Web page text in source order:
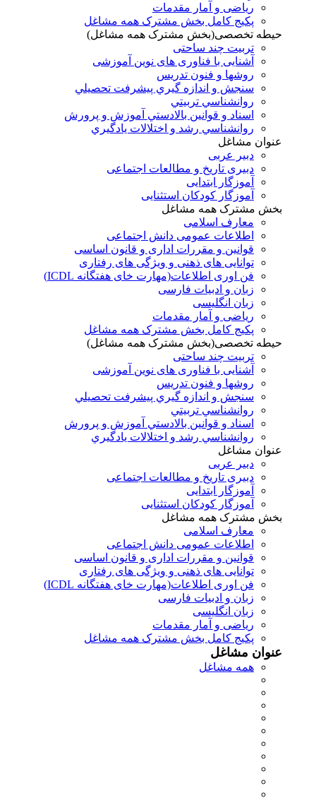
ریاضی و آمار مقدمات
پکیج کامل بخش مشترک همه مشاغل
حیطه تخصصی(بخش مشترک همه مشاغل)
تربیت چند ساحتی
آشنایی با فناوری های نوین آموزشی
روشها و فنون تدريس
سنجش و اندازه گيري پيشرفت تحصيلي
روانشناسي تربيتي
اسناد و قوانين بالادستي آموزش و پرورش
روانشناسي رشد و اختلالات يادگيري
عنوان مشاغل
دبير عربی
دبیری تاریخ و مطالعات اجتماعی
آموزگار ابتدایی
آموزگار کودکان استثنایی
بخش مشترک همه مشاغل
معارف اسلامی
اطلاعات عمومی دانش اجتماعی
قوانین و مقررات اداری و قانون اساسی
توانایی های ذهنی و ویژگی های رفتاری
فن اوری اطلاعات(مهارت خای هفتگانه ICDL)
زبان و ادبیات فارسی
زبان انگلیسی
ریاضی و آمار مقدمات
پکیج کامل بخش مشترک همه مشاغل
حیطه تخصصی(بخش مشترک همه مشاغل)
تربیت چند ساحتی
آشنایی با فناوری های نوین آموزشی
روشها و فنون تدريس
سنجش و اندازه گيري پيشرفت تحصيلي
روانشناسي تربيتي
اسناد و قوانين بالادستي آموزش و پرورش
روانشناسي رشد و اختلالات يادگيري
عنوان مشاغل
دبير عربی
دبیری تاریخ و مطالعات اجتماعی
آموزگار ابتدایی
آموزگار کودکان استثنایی
بخش مشترک همه مشاغل
معارف اسلامی
اطلاعات عمومی دانش اجتماعی
قوانین و مقررات اداری و قانون اساسی
توانایی های ذهنی و ویژگی های رفتاری
فن اوری اطلاعات(مهارت خای هفتگانه ICDL)
زبان و ادبیات فارسی
زبان انگلیسی
ریاضی و آمار مقدمات
پکیج کامل بخش مشترک همه مشاغل
عنوان مشاغل
همه مشاغل